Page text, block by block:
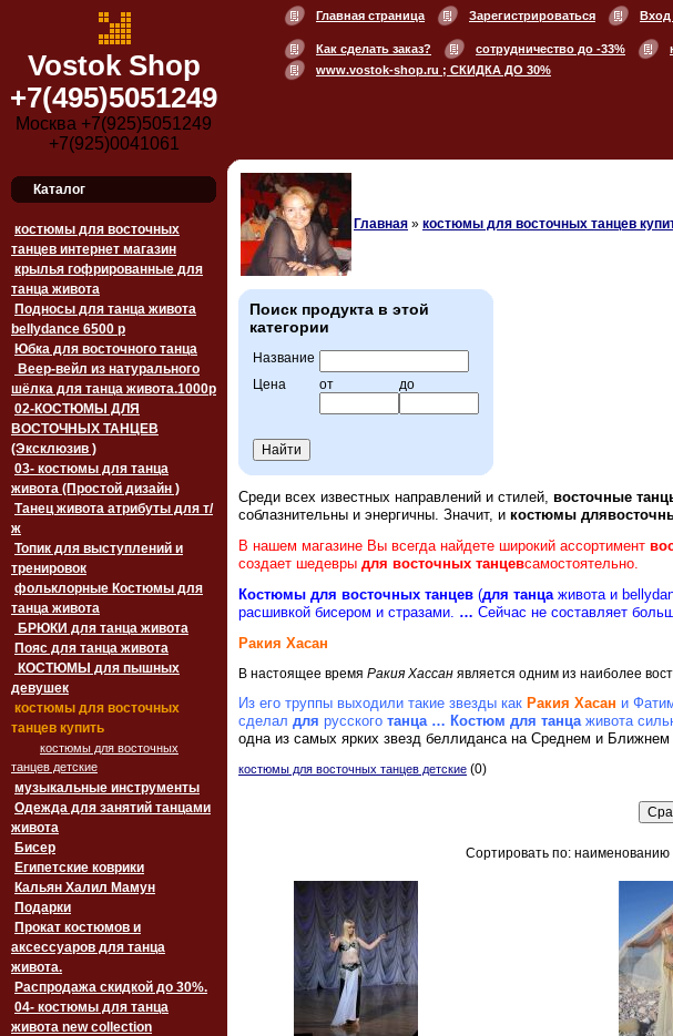
Vostok Shop
+7(495)5051249
Москва +7(925)5051249
+7(925)0041061
Главная страница Зарегистрироваться Вход
Как сделать заказ? сотрудничество до -33%
www.vostok-shop.ru ; СКИДКА ДО 30%
Каталог
костюмы для восточных
танцев интернет магазин
крылья гофрированные для
танца живота
Подносы для танца живота
bellydance 6500 p
Юбка для восточного танца
Веер-вейл из натурального
шёлка для танца живота.1000p
02-КОСТЮМЫ ДЛЯ
ВОСТОЧНЫХ ТАНЦЕВ
(Эксклюзив )
03- костюмы для танца
живота (Простой дизайн )
Танец живота атрибуты для т/
ж
Топик для выступлений и
тренировок
фольклорные Костюмы для
танца живота
БРЮКИ для танца живота
Пояс для танца живота
девушек
костюмы для восточных
танцев купить
костюмы для восточных
танцев детские
музыкальные инструменты
Одежда для занятий танцами
живота
Бисер
Египетские коврики
Кальян Халил Мамун
Подарки
Прокат костюмов и
аксессуаров для танца
живота.
Распродажа скидкой до 30%.
04- костюмы для танца
живота new collection
Главная » костюмы для восточных танцев
Поиск продукта в этой
категории
Название
Цена
от до
Среди всех известных направлений и стилей, восточные
соблазнительны и энергичны. Значит, и костюмы для
В нашем магазине Вы всегда найдете широкий ассортимент
создает шедевры для восточных танцевсамостоятельно.
Костюмы для восточных танцев (для танца живота и
расшивкой бисером и стразами. … Сейчас не составляет
Ракия Хасан
В настоящее время Ракия Хассан является одним из наиболее
Из его труппы выходили такие звезды как Ракия Хасан и
сделал для русского танца … Костюм для танца живота
одна из самых ярких звезд беллиданса на Среднем и
костюмы для восточных танцев детские (0)
Сортировать по: наименованию